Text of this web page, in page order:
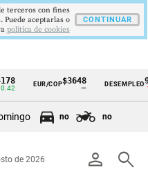
EUR/COP$3648
—
DESEMPLEO9,9 %
▼ 0.30
no no
person search
de 2026
terceros con fines
Puede aceptarlas o
politica de cookies
CONTINUAR